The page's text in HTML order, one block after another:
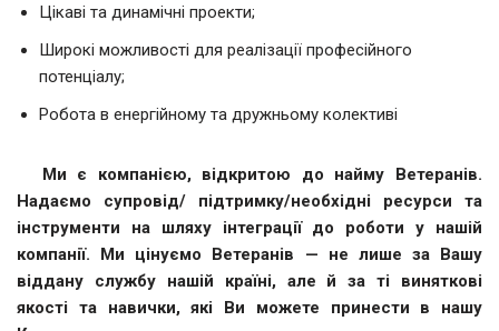
Цікаві та динамічні проекти;
Широкі можливості для реалізації професійного
потенціалу;
Робота в енергійному та дружньому колективі
Ми є компанією, відкритою до найму Ветеранів.
Надаємо супровід/ підтримку/необхідні ресурси та
інструменти на шляху інтеграції до роботи у нашій
компанії. Ми цінуємо Ветеранів — не лише за Вашу
віддану службу нашій країні, але й за ті виняткові
якості та навички, які Ви можете принести в нашу